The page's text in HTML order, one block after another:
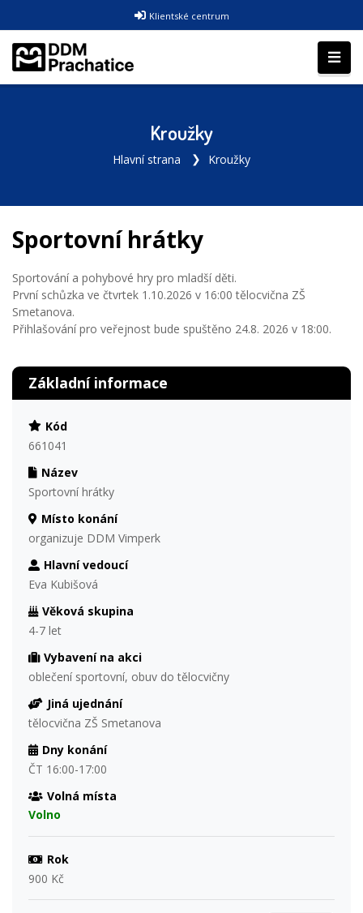
Klientské centrum
Kroužky
Hlavní strana Kroužky
Sportovní hrátky
Sportování a pohybové hry pro mladší děti.
První schůzka ve čtvrtek 1.10.2026 v 16:00 tělocvična ZŠ
Smetanova.
Přihlašování pro veřejnost bude spuštěno 24.8. 2026 v 18:00.
Základní informace
Kód
661041
Název
Sportovní hrátky
Místo konání
organizuje DDM Vimperk
Hlavní vedoucí
Eva Kubišová
Věková skupina
4-7 let
Vybavení na akci
oblečení sportovní, obuv do tělocvičny
Jiná ujednání
tělocvična ZŠ Smetanova
Dny konání
ČT 16:00-17:00
Volná místa
Volno
Rok
900 Kč